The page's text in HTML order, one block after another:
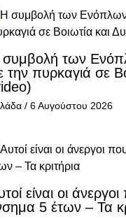
των
την πυρκαγιά σε
/ 6 Αυγούστου 2026
είναι οι
5 έτων – Τα